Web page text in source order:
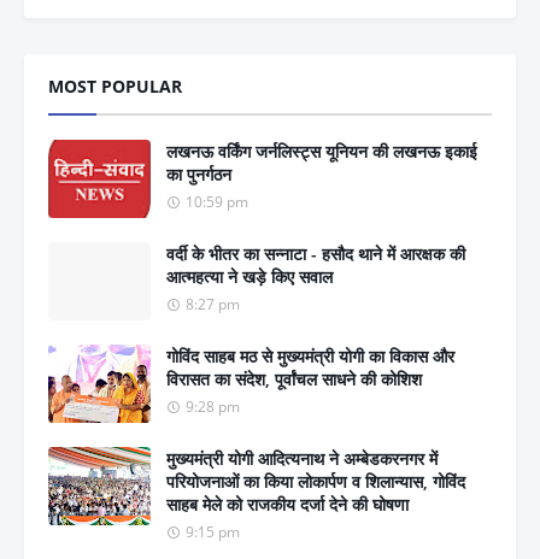
MOST POPULAR
लखनऊ वर्किंग जर्नलिस्ट्स यूनियन की लखनऊ इकाई
का पुनर्गठन
10:59 pm
वर्दी के भीतर का सन्नाटा - हसौद थाने में आरक्षक की
आत्महत्या ने खड़े किए सवाल
8:27 pm
गोविंद साहब मठ से मुख्यमंत्री योगी का विकास और
विरासत का संदेश, पूर्वांचल साधने की कोशिश
9:28 pm
मुख्यमंत्री योगी आदित्यनाथ ने अम्बेडकरनगर में
परियोजनाओं का किया लोकार्पण व शिलान्यास, गोविंद
साहब मेले को राजकीय दर्जा देने की घोषणा
9:15 pm